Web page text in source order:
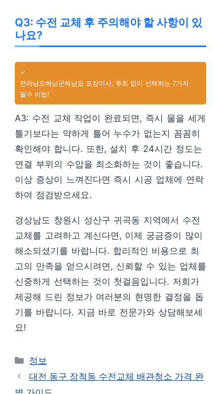
Q3: 수전 교체 후 주의해야 할 사항이 있
나요?
✓
전라남도해남군해남읍 포장이사, 후회 없이 선택하는 7가지
필수 비법!
A3: 수전 교체 작업이 완료되면, 즉시 물을 세게
틀기보다는 약하게 틀어 누수가 없는지 꼼꼼히
확인해야 합니다. 또한, 설치 후 24시간 정도는
연결 부위의 수압을 최소화하는 것이 좋습니다.
이상 증상이 느껴진다면 즉시 시공 업체에 연락
하여 점검받으세요.
경상남도 창원시 성산구 귀곡동 지역에서 수전
교체를 고려하고 계신다면, 이제 궁금증이 많이
해소되셨기를 바랍니다. 합리적인 비용으로 최
고의 만족을 얻으시려면, 신뢰할 수 있는 업체를
신중하게 선택하는 것이 첫걸음입니다. 저희가
제공해 드린 정보가 여러분의 현명한 결정을 돕
기를 바랍니다. 지금 바로 전문가와 상담해보세
요!
카
테
정보
대전 동구 장척동 수전교체 배관청소 가격 완